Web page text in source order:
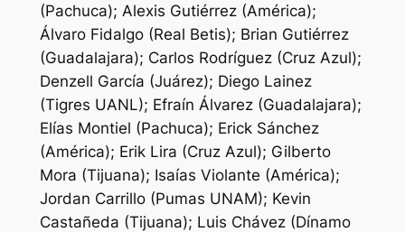
(Pachuca); Alexis Gutiérrez (América);
Álvaro Fidalgo (Real Betis); Brian Gutiérrez
(Guadalajara); Carlos Rodríguez (Cruz Azul);
Denzell García (Juárez); Diego Lainez
(Tigres UANL); Efraín Álvarez (Guadalajara);
Elías Montiel (Pachuca); Erick Sánchez
(América); Erik Lira (Cruz Azul); Gilberto
Mora (Tijuana); Isaías Violante (América);
Jordan Carrillo (Pumas UNAM); Kevin
Castañeda (Tijuana); Luis Chávez (Dínamo